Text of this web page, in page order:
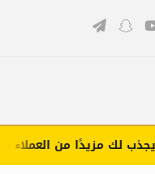
لك مزيدًا من العملاء